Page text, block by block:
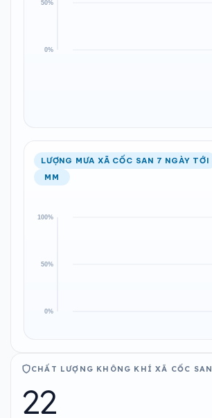
LƯỢNG MƯA XÃ CỐC SAN 7 NGÀY TỚI
MM
CHẤT LƯỢNG KHÔNG KHÍ XÃ CỐC SAN
22